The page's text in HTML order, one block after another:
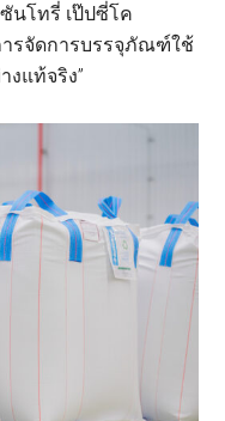
นโทรี่ เป๊ปซี่โค
ารจัดการบรรจุภัณฑ์ใช้
แท้จริง”